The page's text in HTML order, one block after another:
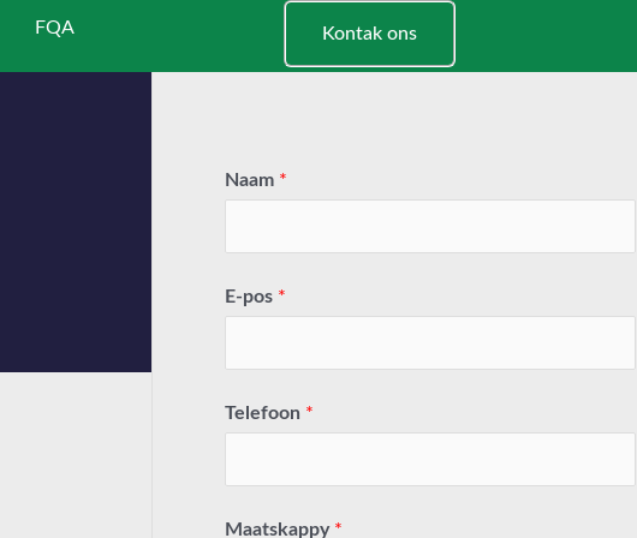
FQA Kontak ons
Naam *
E-pos *
Telefoon *
Maatskappy *